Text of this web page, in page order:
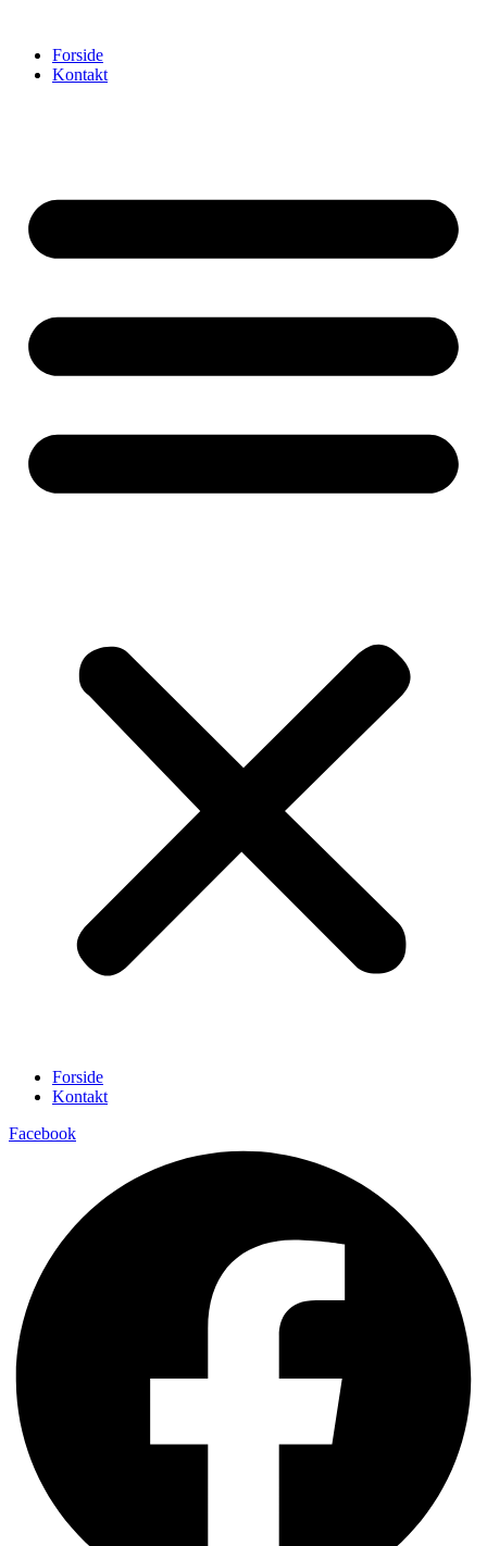
indholdForside
Kontakt
Forside
Kontakt
Facebook